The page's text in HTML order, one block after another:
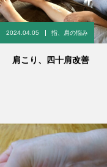
2024.04.05 指、肩の悩み
肩こり、四十肩改善